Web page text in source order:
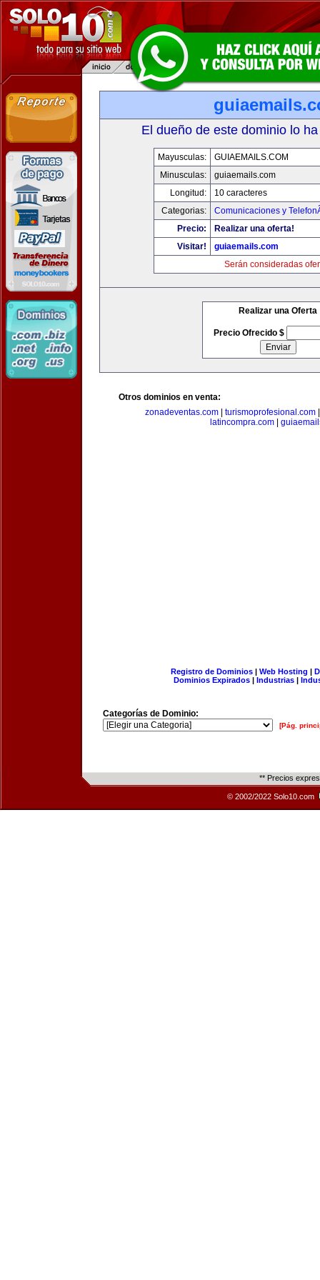
El dueño de este dominio lo
Mayusculas:
GUIAEMAILS.COM
Minusculas:
guiaemails.com
Longitud:
10 caracteres
Categorias:
Comunicaciones y
Precio:
Realizar una oferta!
Visitar!
guiaemails.com
Serán consideradas
Realizar una Oferta
Precio Ofrecido $
Otros dominios en venta:
zonadeventas.com| turismoprofesional.com
latincompra.com|
Registro de Dominios| Web Hosting |
Dominios Expirados | Industrias |
Categorías de Dominio:
[Pág.
** Precios
© 2002/2022 Solo10.com